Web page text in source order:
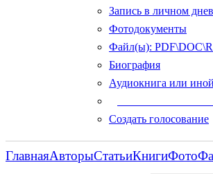
Запись в личном
Фотодокументы
Файл(ы):
Биография
Аудиокнига или
Создать голосование
ГлавнаяАвторыСтатьиКнигиФото